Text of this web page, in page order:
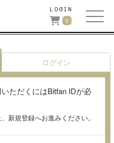
LOGIN
0
ログイン
ただくにはBitfan IDが必
新規登録へお進みください。